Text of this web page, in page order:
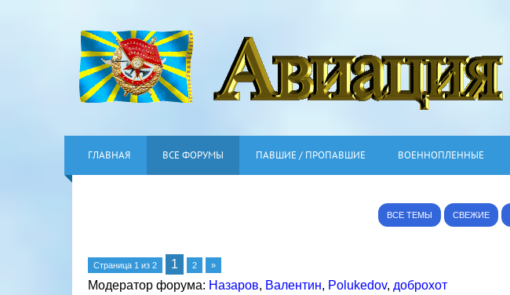
ГЛАВНАЯ ВСЕ ФОРУМЫ ПАВШИЕ / ПРОПАВШИЕ ВОЕННОПЛЕННЫЕ
ВСЕ ТЕМЫ СВЕЖИЕ
Страница 1 из 2 1 2 »
Модератор форума: Назаров, Валентин, Polukedov, доброхот